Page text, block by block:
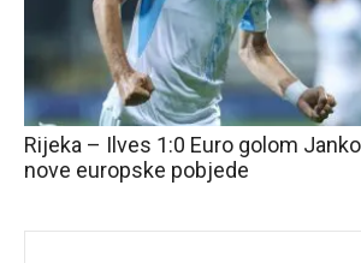
Rijeka – Ilves 1:0 Euro golom
nove europske pobjede